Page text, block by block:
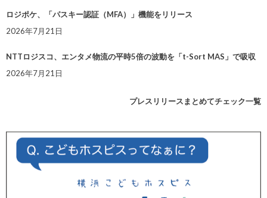
ロジポケ、「パスキー認証（MFA）」機能をリリース
2026年7月21日
NTTロジスコ、エンタメ物流の平時5倍の波動を「t-Sort MAS」で吸収
2026年7月21日
プレスリリースまとめてチェック一覧